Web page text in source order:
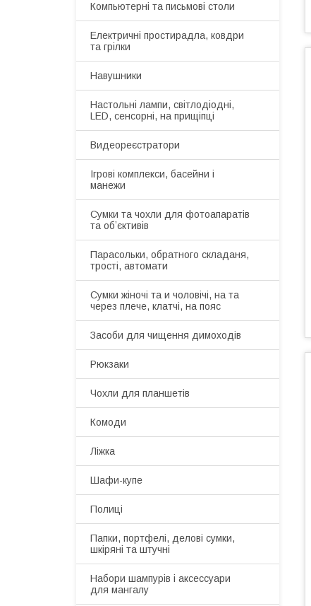
Компьютерні та письмові столи
Електричні простирадла, ковдри
та грілки
Навушники
Настольні лампи, світлодіодні,
LED, сенсорні, на прищіпці
Видеореєстратори
Ігрові комплекси, басейни і
манежи
Сумки та чохли для фотоапаратів
та обʼєктивів
Парасольки, обратного складаня,
трості, автомати
Сумки жіночі та и чоловічі, на та
через плече, клатчі, на пояс
Засоби для чищення димоходів
Рюкзаки
Чохли для планшетів
Комоди
Ліжка
Шафи-купе
Полиці
Папки, портфелі, делові сумки,
шкіряні та штучні
Набори шампурів і аксессуари
для мангалу